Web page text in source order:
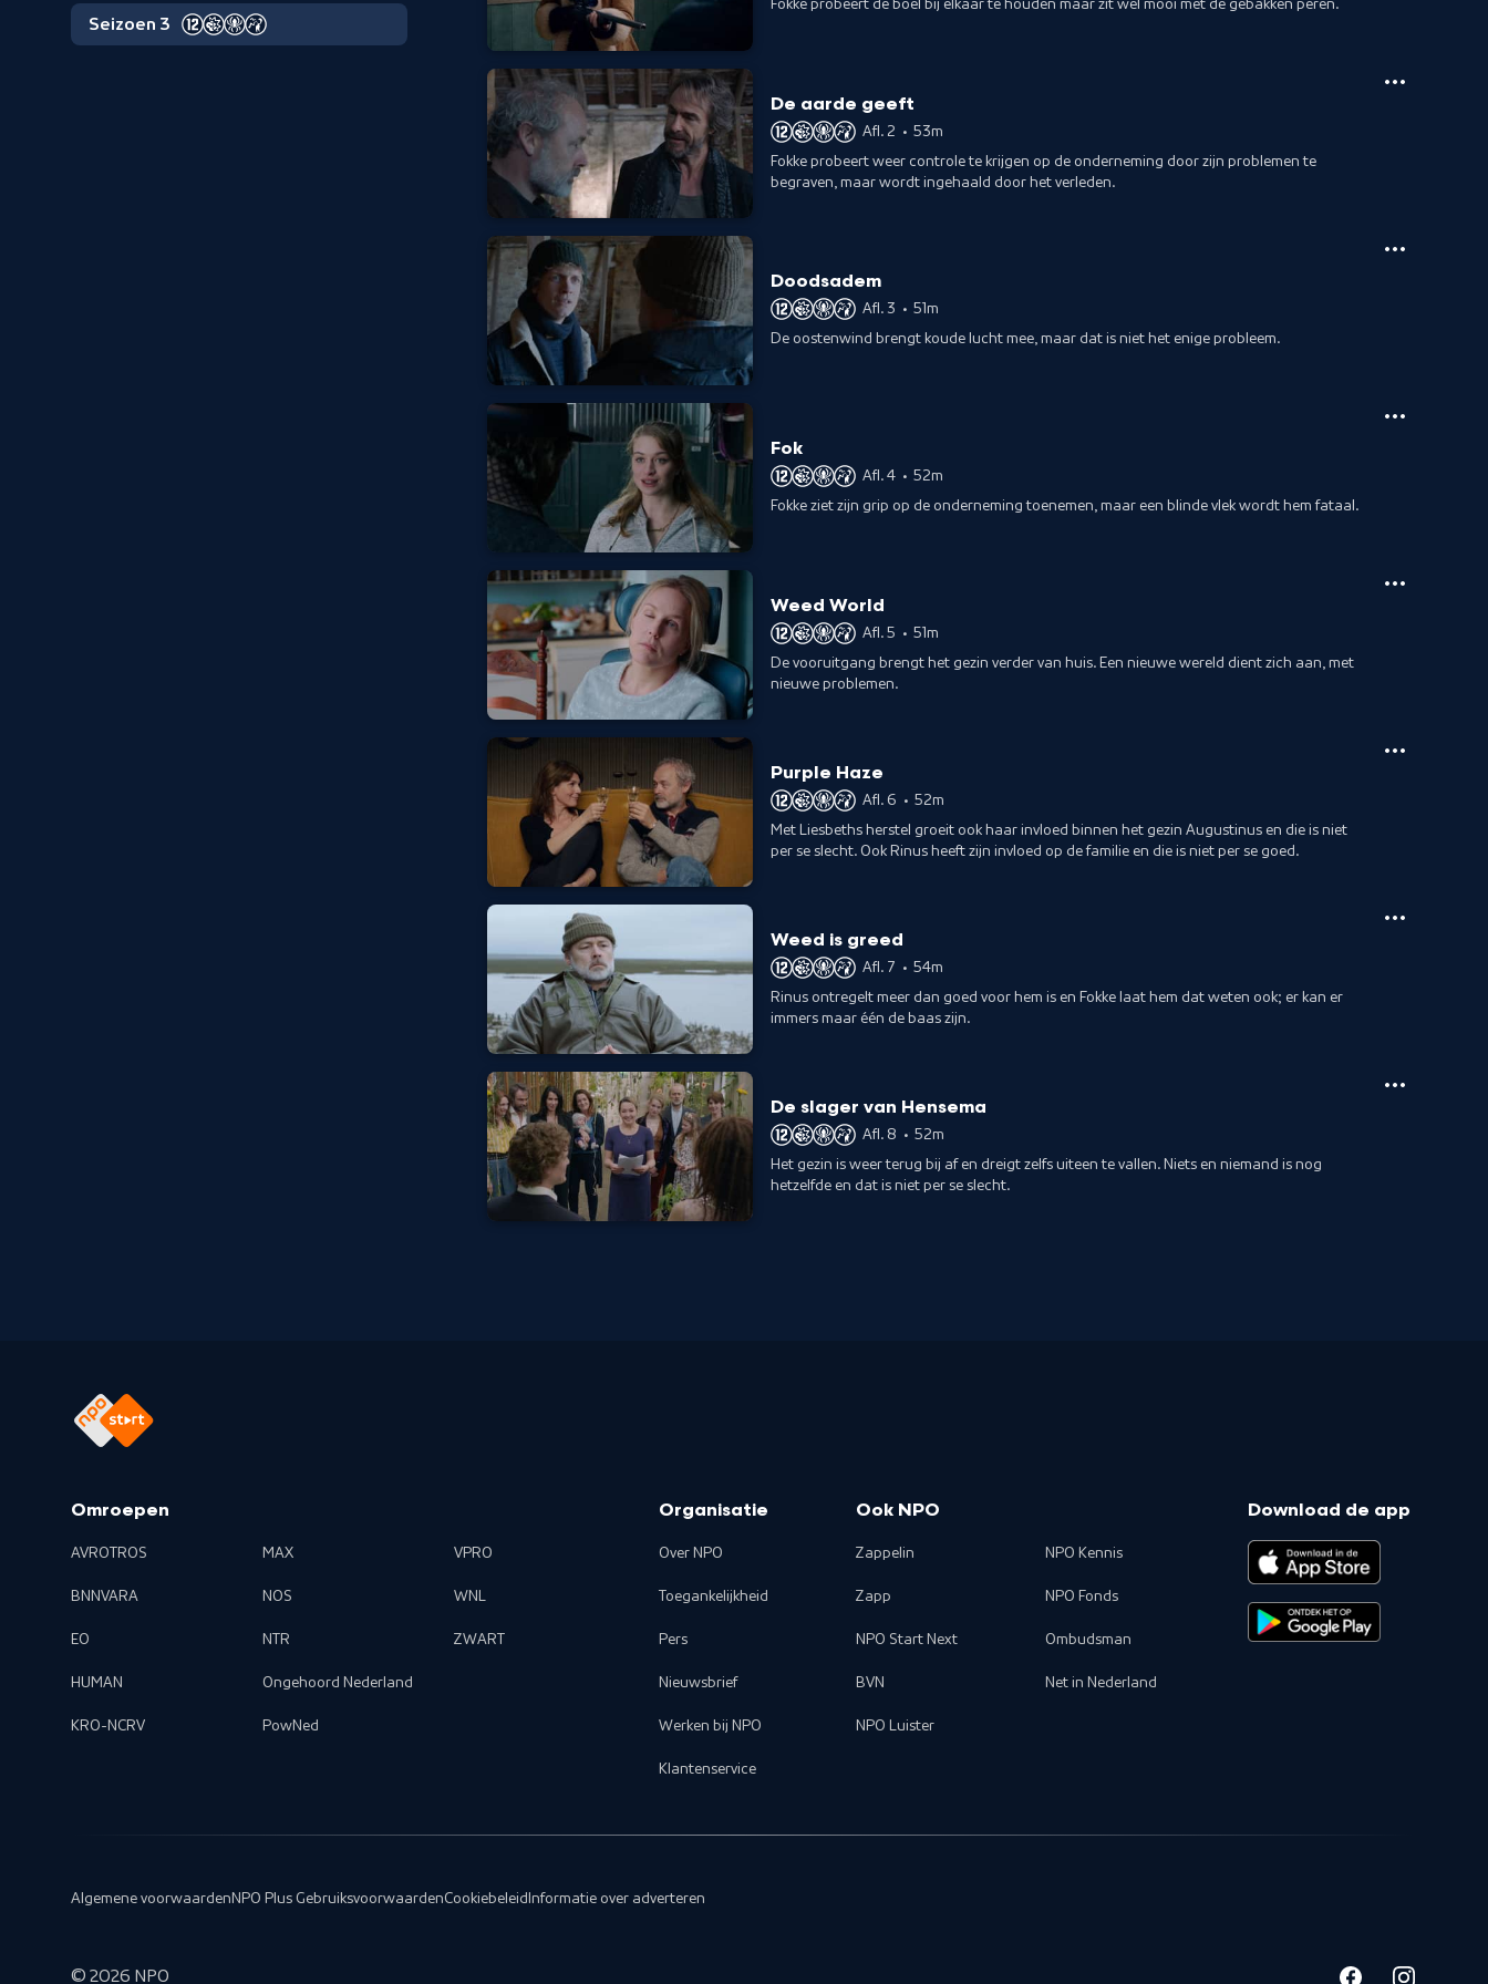
Seizoen 3
Fokke probeert de boel bij elkaar te houden maar zit wel mooi met de gebakken peren.
De aarde geeft
Afl. 2 • 53m
Fokke probeert weer controle te krijgen op de onderneming door zijn problemen te
begraven, maar wordt ingehaald door het verleden.
Doodsadem
Afl. 3 • 51m
De oostenwind brengt koude lucht mee, maar dat is niet het enige probleem.
Fok
Afl. 4 • 52m
Fokke ziet zijn grip op de onderneming toenemen, maar een blinde vlek wordt hem fataal.
Weed World
Afl. 5 • 51m
De vooruitgang brengt het gezin verder van huis. Een nieuwe wereld dient zich aan, met
nieuwe problemen.
Purple Haze
Afl. 6 • 52m
Met Liesbeths herstel groeit ook haar invloed binnen het gezin Augustinus en die is niet
per se slecht. Ook Rinus heeft zijn invloed op de familie en die is niet per se goed.
Weed is greed
Afl. 7 • 54m
Rinus ontregelt meer dan goed voor hem is en Fokke laat hem dat weten ook; er kan er
immers maar één de baas zijn.
De slager van Hensema
Afl. 8 • 52m
Het gezin is weer terug bij af en dreigt zelfs uiteen te vallen. Niets en niemand is nog
hetzelfde en dat is niet per se slecht.
Omroepen
AVROTROS
BNNVARA
EO
HUMAN
KRO-NCRV
MAX
NOS
NTR
Ongehoord Nederland
PowNed
VPRO
WNL
ZWART
Organisatie
Over NPO
Toegankelijkheid
Pers
Nieuwsbrief
Werken bij NPO
Klantenservice
Ook NPO
Zappelin
Zapp
NPO Start Next
BVN
NPO Luister
NPO Kennis
NPO Fonds
Ombudsman
Net in Nederland
Download de app
Algemene voorwaarden NPO Plus GebruiksvoorwaardenCookiebeleid Informatie over adverteren
© 2026 NPO